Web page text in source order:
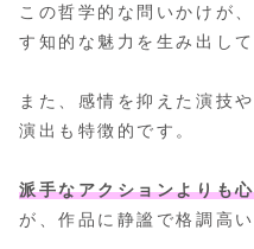
この哲学的な問いかけが
す知的な魅力を生み出し
また、感情を抑えた演技
演出も特徴的です。
派手なアクションよりも
が、作品に静謐で格調高